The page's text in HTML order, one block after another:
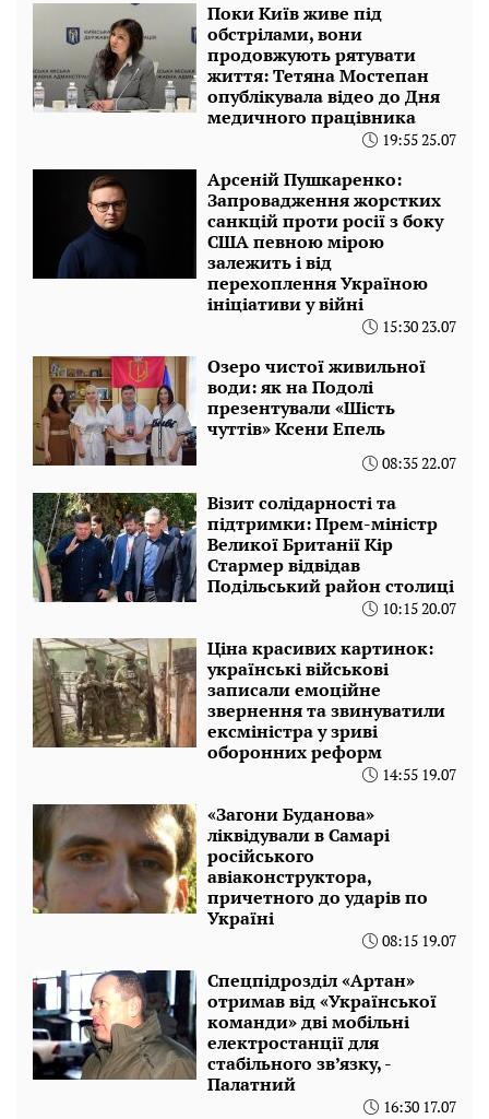
Поки Київ живе під
обстрілами, вони
продовжують рятувати
життя: Тетяна Мостепан
опублікувала відео до Дня
медичного працівника
19:55 25.07
Арсеній Пушкаренко:
Запровадження жорстких
санкцій проти росії з боку
США певною мірою
залежить і від
перехоплення Україною
ініціативи у війні
15:30 23.07
Озеро чистої живильної
води: як на Подолі
презентували «Шість
чуттів» Ксени Епель
08:35 22.07
Візит солідарності та
підтримки: Прем-міністр
Великої Британії Кір
Стармер відвідав
Подільський район столиці
10:15 20.07
Ціна красивих картинок:
українські військові
записали емоційне
звернення та звинуватили
ексміністра у зриві
оборонних реформ
14:55 19.07
«Загони Буданова»
ліквідували в Самарі
російського
авіаконструктора,
причетного до ударів по
Україні
08:15 19.07
Спецпідрозділ «Артан»
отримав від «Української
команди» дві мобільні
електростанції для
стабільного зв’язку, -
Палатний
16:30 17.07